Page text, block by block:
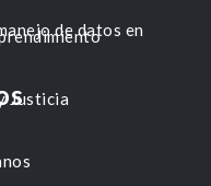
Justicia
de datos en